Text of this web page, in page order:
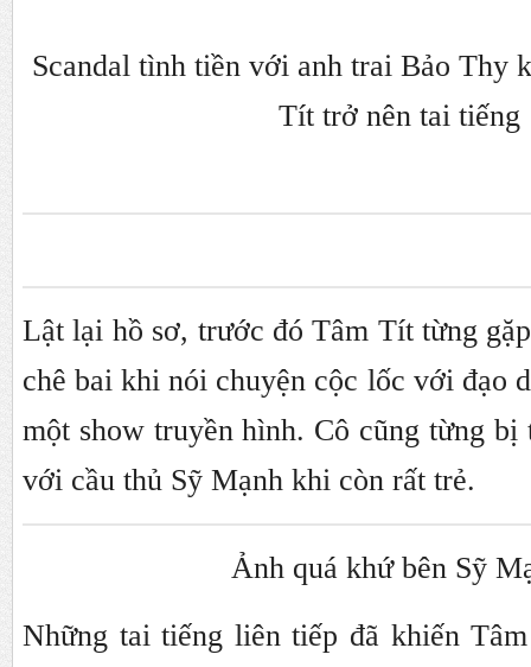
Scandal tình tiền với anh trai Bảo Thy
Tít trở nên tai tiếng
Lật lại hồ sơ, trước đó Tâm Tít từng
chê bai khi nói chuyện cộc lốc với đạo
một show truyền hình. Cô cũng từng bị
với cầu thủ Sỹ Mạnh khi còn rất trẻ.
Ảnh quá khứ bên Sỹ
Những tai tiếng liên tiếp đã khiến